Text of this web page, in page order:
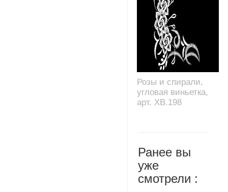
Розы и спирали,
угловая виньетка,
арт. XB.198
Ранее вы
уже
смотрели :